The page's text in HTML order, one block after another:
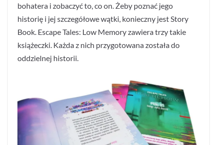
bohatera i zobaczyć to, co on. Żeby poznać jego
historię i jej szczegółowe wątki, konieczny jest Story
Book. Escape Tales: Low Memory zawiera trzy takie
książeczki. Każda z nich przygotowana została do
oddzielnej historii.